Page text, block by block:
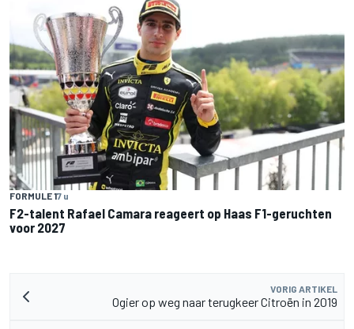
FORMULE 17 u
F2-talent Rafael Camara reageert op Haas F1-geruchten
voor 2027
VORIG ARTIKEL
Ogier op weg naar terugkeer Citroën in 2019